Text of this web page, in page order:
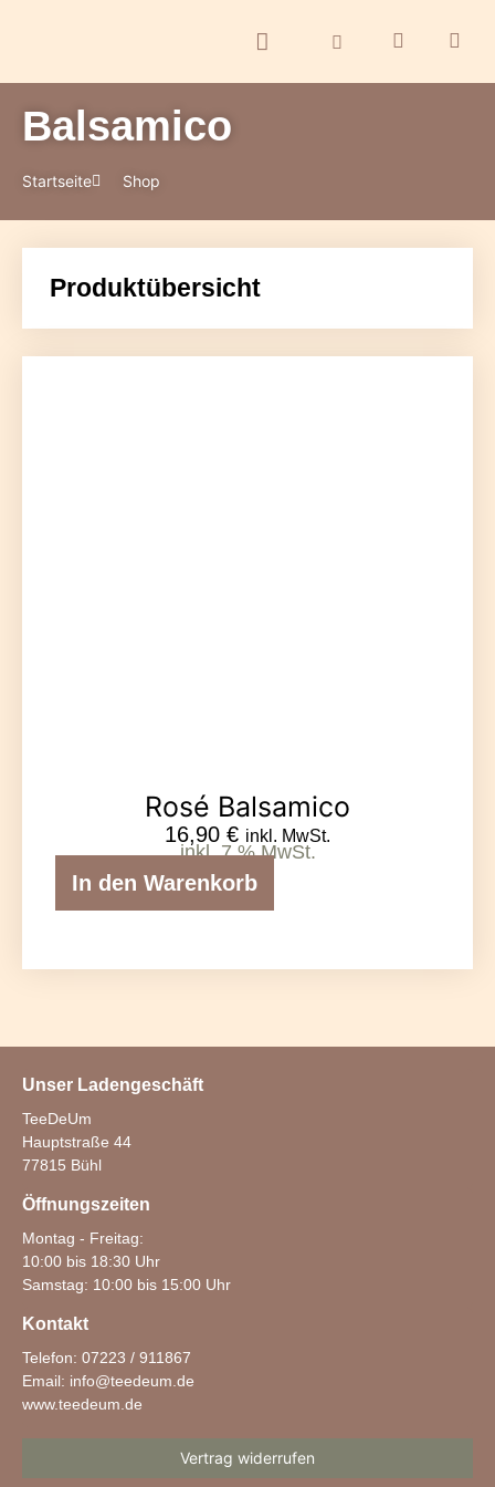
Balsamico
Startseite Shop
Produktübersicht
Rosé Balsamico
16,90 € inkl. MwSt.
inkl. 7 % MwSt.
In den Warenkorb
Unser Ladengeschäft
TeeDeUm
Hauptstraße 44
77815 Bühl
Öffnungszeiten
Montag - Freitag:
10:00 bis 18:30 Uhr
Samstag: 10:00 bis 15:00 Uhr
Kontakt
Telefon: 07223 / 911867
Email: info@teedeum.de
www.teedeum.de
Vertrag widerrufen